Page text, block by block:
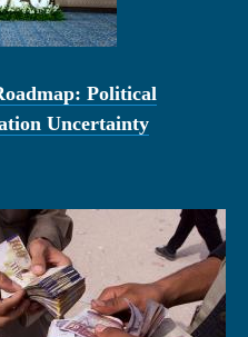
Political
Uncertainty